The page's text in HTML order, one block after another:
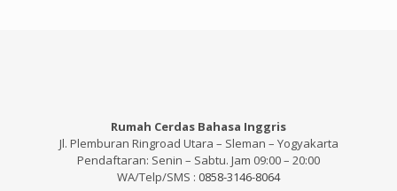
Rumah Cerdas Bahasa Inggris
Jl. Plemburan Ringroad Utara – Sleman – Yogyakarta
Pendaftaran: Senin – Sabtu. Jam 09:00 – 20:00
WA/Telp/SMS : 0858-3146-8064